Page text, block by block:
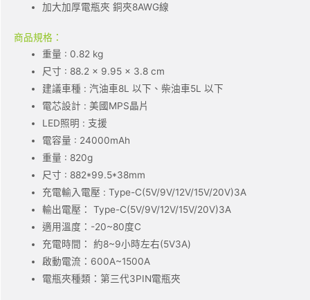
加大加厚電瓶夾 銅夾8AWG線
商品規格：
重量 : 0.82 kg
尺寸 : 88.2 × 9.95 × 3.8 cm
建議車種 : 汽油車8L 以下、柴油車5L 以下
電芯設計 : 美國MPS晶片
LED照明 : 支援
電容量 : 24000mAh
重量 : 820g
尺寸 : 882*99.5*38mm
充電輸入電壓 : Type-C(5V/9V/12V/15V/20V)3A
輸出電壓： Type-C(5V/9V/12V/15V/20V)3A
適用溫度：-20~80度C
充電時間： 約8~9小時左右(5V3A)
啟動電流：600A~1500A
電瓶夾種類：第三代3PIN電瓶夾